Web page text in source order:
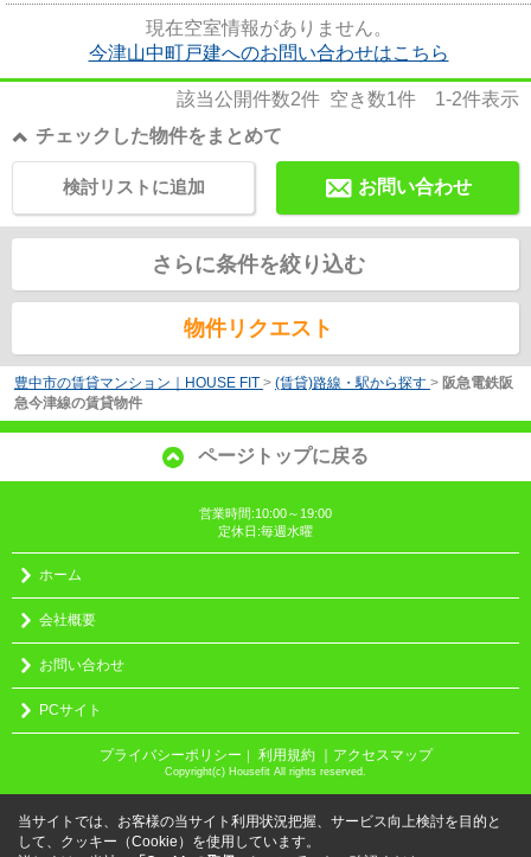
現在空室情報がありません。
今津山中町戸建へのお問い合わせはこちら
該当公開件数2件 空き数1件 1-2件表示
チェックした物件をまとめて
お問い合わせ
検討リストに追加
さらに条件を絞り込む
物件リクエスト
豊中市の賃貸マンション｜HOUSE FIT > (賃貸)路線・駅から探す > 阪急電鉄阪
急今津線の賃貸物件
ページトップに戻る
営業時間:10:00～19:00
定休日:毎週水曜
ホーム
会社概要
お問い合わせ
PCサイト
プライバシーポリシー ｜ 利用規約 ｜アクセスマップ
Copyright(c) Housefit All rights reserved.
当サイトでは、お客様の当サイト利用状況把握、サービス向上検討を目的と
して、クッキー（Cookie）を使用しています。